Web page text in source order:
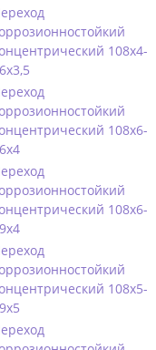
108х4-
108х6-
108х6-
108х5-